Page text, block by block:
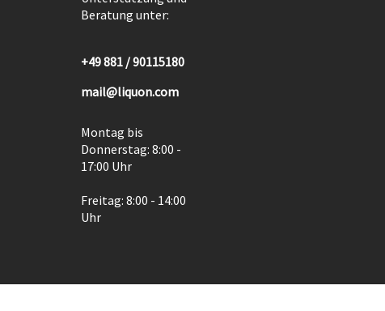
Beratung unter:
+49 881 / 90115180
mail@liquon.com
Montag bis
Donnerstag: 8:00 -
17:00 Uhr
Freitag: 8:00 - 14:00
Uhr